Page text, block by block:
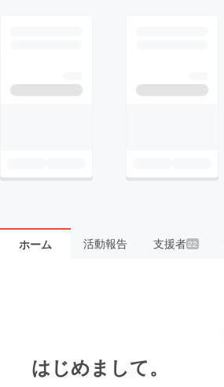
ホーム 活動報告 支援者22
はじめまして。